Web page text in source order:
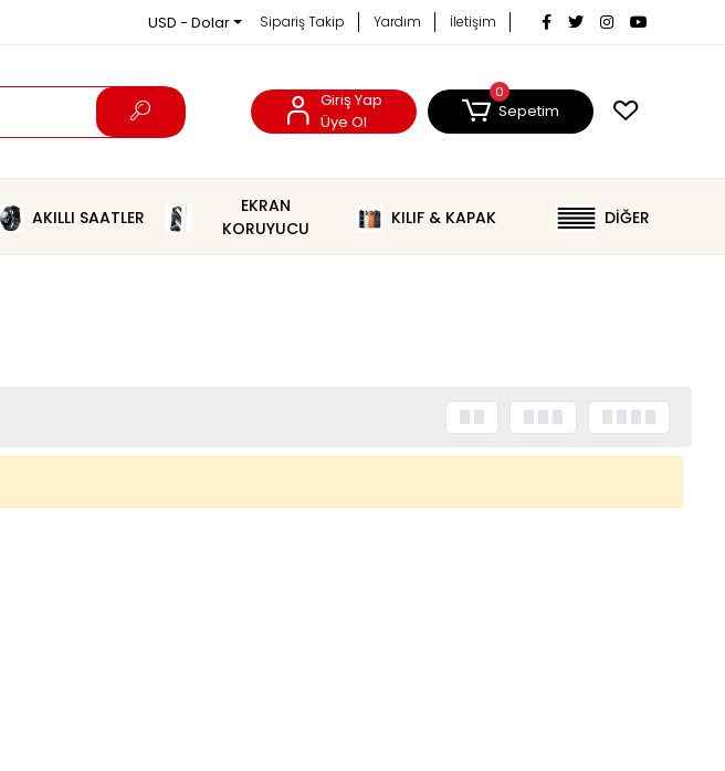
USD - Dolar Sipariş Takip Yardım İletişim
Giriş Yap
Üye Ol
0
Sepetim
AKILLI SAATLER
EKRAN
KORUYUCU
KILIF & KAPAK DİĞER